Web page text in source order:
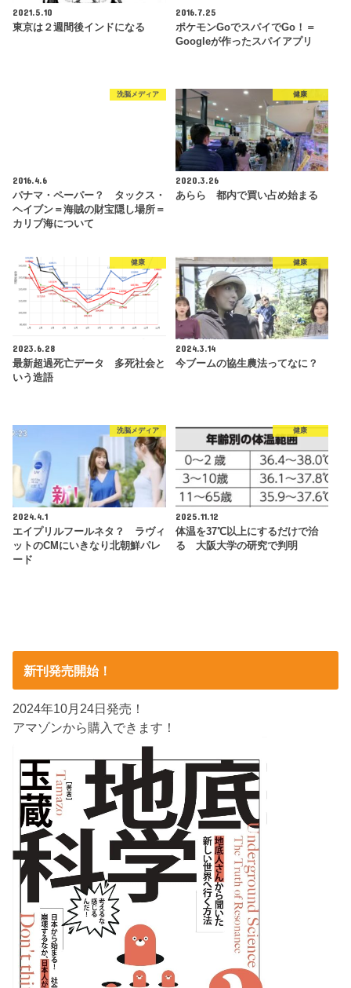
2021.5.10
東京は２週間後インドになる
2016.7.25
ポケモンGoでスパイでGo！＝
Googleが作ったスパイアプリ
洗脳メディア
2016.4.6
パナマ・ペーパー？ タックス・
ヘイブン＝海賊の財宝隠し場所＝
カリブ海について
健康
2020.3.26
あらら 都内で買い占め始まる
健康
2023.6.28
最新超過死亡データ 多死社会と
いう造語
健康
2024.3.14
今ブームの協生農法ってなに？
洗脳メディア
2024.4.1
エイプリルフールネタ？ ラヴィ
ットのCMにいきなり北朝鮮パレ
ード
健康
2025.11.12
体温を37℃以上にするだけで治
る 大阪大学の研究で判明
新刊発売開始！
2024年10月24日発売！
アマゾンから購入できます！